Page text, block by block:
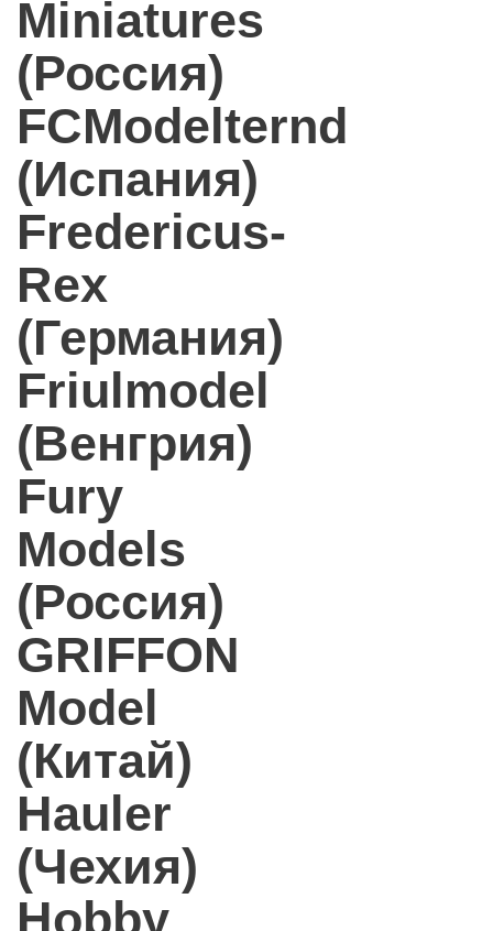
Miniatures
(Россия)
FCModelternd
(Испания)
Fredericus-
Rex
(Германия)
Friulmodel
(Венгрия)
Fury
Models
(Россия)
GRIFFON
Model
(Китай)
Hauler
(Чехия)
Hobby